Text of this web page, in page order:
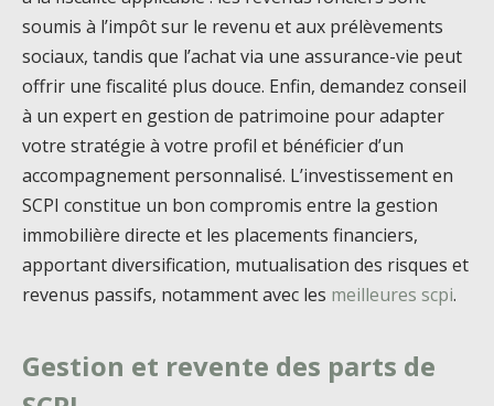
soumis à l’impôt sur le revenu et aux prélèvements
sociaux, tandis que l’achat via une assurance-vie peut
offrir une fiscalité plus douce. Enfin, demandez conseil
à un expert en gestion de patrimoine pour adapter
votre stratégie à votre profil et bénéficier d’un
accompagnement personnalisé. L’investissement en
SCPI constitue un bon compromis entre la gestion
immobilière directe et les placements financiers,
apportant diversification, mutualisation des risques et
revenus passifs, notamment avec les meilleures scpi.
Gestion et revente des parts de